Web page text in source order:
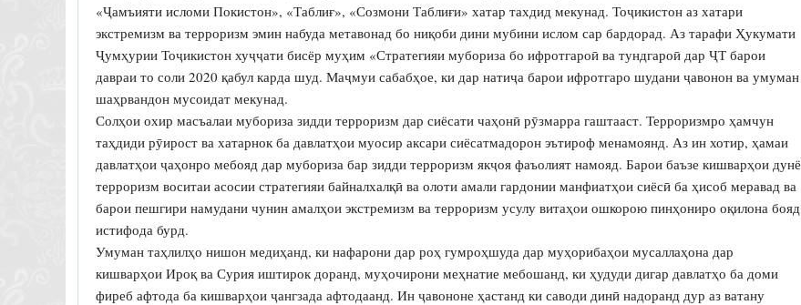
«Ҷамъияти исломи Покистон», «Таблиғ», «Созмони Таблиғи» хатар тахдид мекунад. Тоҷикистон аз хатари
экстремизм ва терроризм эмин набуда метавонад бо ниқоби дини мубини ислом сар бардорад. Аз тарафи Ҳукумати
Ҷумҳурии Тоҷикистон хуҷҷати бисёр муҳим «Стратегияи мубориза бо ифротгароӣ ва тундгароӣ дар ҶТ барои
давраи то соли 2020 қабул карда шуд. Маҷмуи сабабҳое, ки дар натиҷа барои ифротгаро шудани ҷавонон ва умуман
шаҳрвандон мусоидат мекунад.
Солҳои охир масъалаи мубориза зидди терроризм дар сиёсати чаҳонӣ рӯзмарра гаштааст. Терроризмро ҳамчун
таҳдиди рӯирост ва хатарнок ба давлатҳои муосир аксари сиёсатмадорон эътироф менамоянд. Аз ин хотир, ҳамаи
давлатҳои ҷаҳонро мебояд дар мубориза бар зидди терроризм якҷоя фаъолият намояд. Барои баъзе кишварҳои дунё
терроризм воситаи асосии стратегияи байналхалқӣ ва олоти амали гардонии манфиатҳои сиёсӣ ба ҳисоб меравад ва
барои пешгири намудани чунин амалҳои экстремизм ва терроризм усулу витаҳои ошкорою пинҳониро оқилона бояд
истифода бурд.
Умуман таҳлилҳо нишон медиҳанд, ки нафарони дар роҳ гумроҳшуда дар муҳорибаҳои мусаллаҳона дар
кишварҳои Ироқ ва Сурия иштирок доранд, муҳочирони меҳнатие мебошанд, ки ҳудуди дигар давлатҳо ба доми
фиреб афтода ба кишварҳои ҷангзада афтодаанд. Ин ҷавононе ҳастанд ки саводи динӣ надоранд дур аз ватану